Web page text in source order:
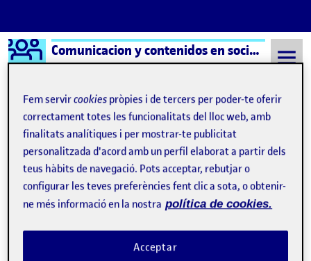
Saltar al contingut
Logo Ágora Comunicacion y contenidos en social media aula 1
Semestre 20222 - Aula 1 algoritmos
algoritmos
TikTok: Letal por Diseño
Publicat per
Roberto
Data de publicació3 abril, 2023 3:55 pm
-comentariel TikTok: Letal por Diseño
Fem servircookies pròpies i de tercers per poder-te oferir
correctament totes les funcionalitats del lloc web, amb
finalitats analítiques i per mostrar-te publicitat
personalitzada d'acord amb un perfil elaborat a partir dels
teus hàbits de navegació. Pots acceptar, rebutjar o
configurar les teves preferències fent clic a sota, o obtenir-
ne més informació en la nostra política de cookies.
Acceptar